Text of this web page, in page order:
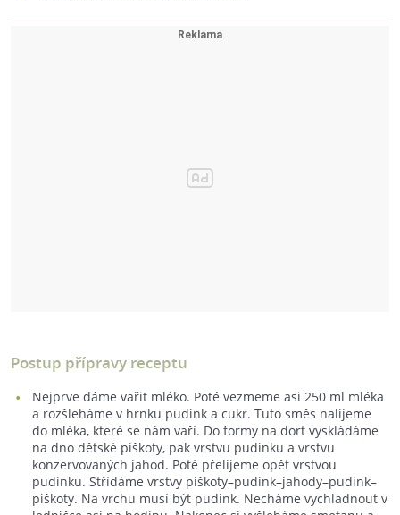
Postup přípravy receptu
Nejprve dáme vařit mléko. Poté vezmeme asi 250 ml mléka
a rozšleháme v hrnku pudink a cukr. Tuto směs nalijeme
do mléka, které se nám vaří. Do formy na dort vyskládáme
na dno dětské piškoty, pak vrstvu pudinku a vrstvu
konzervovaných jahod. Poté přelijeme opět vrstvou
pudinku. Střídáme vrstvy piškoty–pudink–jahody–pudink–
piškoty. Na vrchu musí být pudink. Necháme vychladnout v